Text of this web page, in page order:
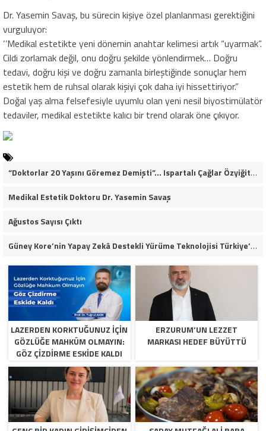
Dr. Yasemin Savaş, bu sürecin kişiye özel planlanması gerektiğini
vurguluyor:
‘’Medikal estetikte yeni dönemin anahtar kelimesi artık “uyarmak”.
Cildi zorlamak değil, onu doğru şekilde yönlendirmek… Doğru
tedavi, doğru kişi ve doğru zamanla birleştiğinde sonuçlar hem
estetik hem de ruhsal olarak kişiyi çok daha iyi hissettiriyor.”
Doğal yaş alma felsefesiyle uyumlu olan yeni nesil biyostimülatör
tedaviler, medikal estetikte kalıcı bir trend olarak öne çıkıyor.
“Doktorlar 20 Yaşını Göremez Demişti”… Ispartalı Çağlar Özyiğit’in Derya Bedavacı Buluşması Duygulandırdı
Medikal Estetik Doktoru Dr. Yasemin Savaş
Ağustos Sayısı Çıktı
Güney Kore’nin Yapay Zekâ Destekli Yürüme Teknolojisi Türkiye’de
LAZERDEN KORKTUĞUNUZ İÇIN
GÖZLÜĞE MAHKÛM OLMAYIN:
GÖZ ÇIZDIRME ESKIDE KALDI
ERZURUM’UN LEZZET
MARKASI HEDEF BÜYÜTTÜ